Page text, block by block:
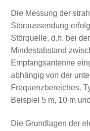
Die Messung der
Störaussendung
Störquelle, d.h. bei
Mindestabstand
Empfangsantenne
abhängig von der
Frequenzbereiches.
Beispiel 5 m, 10 m
Die Grundlagen der